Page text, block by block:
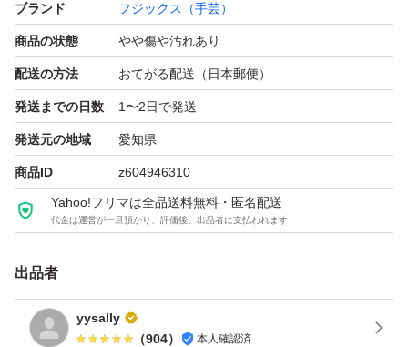
ブランド フジックス（手芸）
商品の状態 やや傷や汚れあり
配送の方法 おてがる配送（日本郵便）
発送までの日数 1〜2日で発送
発送元の地域 愛知県
商品ID z604946310
Yahoo!フリマは全品送料無料・匿名配送
代金は運営が一旦預かり、評価後、出品者に支払われます
出品者
yysally
（904） 本人確認済